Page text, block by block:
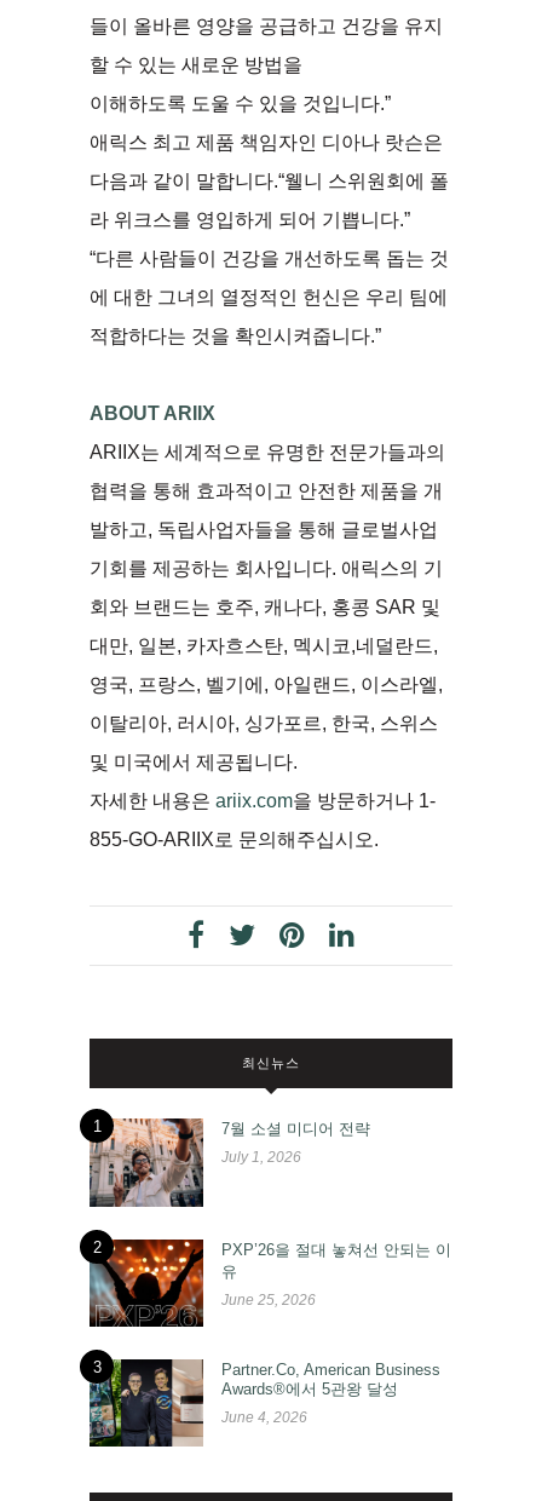
들이 올바른 영양을 공급하고 건강을 유지
할 수 있는 새로운 방법을
이해하도록 도울 수 있을 것입니다.”
애릭스 최고 제품 책임자인 디아나 랏슨은
다음과 같이 말합니다.“웰니 스위원회에 폴
라 위크스를 영입하게 되어 기쁩니다.”
“다른 사람들이 건강을 개선하도록 돕는 것
에 대한 그녀의 열정적인 헌신은 우리 팀에
적합하다는 것을 확인시켜줍니다.”
ABOUT ARIIX
ARIIX는 세계적으로 유명한 전문가들과의
협력을 통해 효과적이고 안전한 제품을 개
발하고, 독립사업자들을 통해 글로벌사업
기회를 제공하는 회사입니다. 애릭스의 기
회와 브랜드는 호주, 캐나다, 홍콩 SAR 및
대만, 일본, 카자흐스탄, 멕시코,네덜란드,
영국, 프랑스, 벨기에, 아일랜드, 이스라엘,
이탈리아, 러시아, 싱가포르, 한국, 스위스
및 미국에서 제공됩니다.
자세한 내용은 ariix.com을 방문하거나 1-
855-GO-ARIIX로 문의해주십시오.
최신뉴스
1 7월 소셜 미디어 전략
July 1, 2026
2
PXP’26을 절대 놓쳐선 안되는 이
유
June 25, 2026
3
Partner.Co, American Business
Awards®에서 5관왕 달성
June 4, 2026